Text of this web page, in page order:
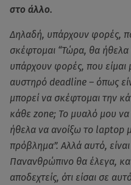
στο άλλο.
Δηλαδή, υπάρχουν φορές,
σκέφτομαι “Τώρα, θα ήθελα
υπάρχουν φορές, που είμαι
αυστηρό deadline – όπως
μπορεί να σκέφτομαι την
κάθε zone; Το μυαλό μου να
ήθελα να ανοίξω το laptop
πρόβλημα”. Αλλά αυτό,
Πανανθρώπινο θα έλεγα,
αποδεχτείς, ότι είσαι σε